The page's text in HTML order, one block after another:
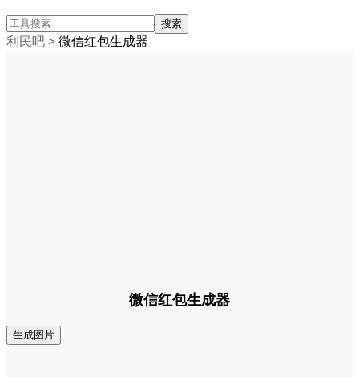
利民吧 > 微信红包生成器
微信红包生成器